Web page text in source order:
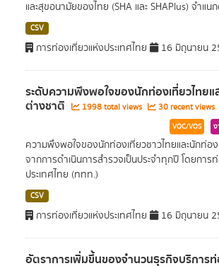
และสุขอนามัยของไทย (SHA และ SHAPlus) จำแน
CSV
การท่องเที่ยวแห่งประเทศไทย 16 มิถุนายน
ระดับความพึงพอใจของนักท่องเที่ยวไทยแ
ต่างชาติ 1998 total views 30 recent views
VOC/VOS ง
ความพึงพอใจของนักท่องเที่ยวชาวไทยและนักท่อ
จากการดำเนินการสำรวจเป็นประจำทุกปี โดยการ
ประเทศไทย (ททท.)
CSV
การท่องเที่ยวแห่งประเทศไทย 16 มิถุนายน
อัตราการเพิ่มขึ้นของจำนวนธุรกิจบริการท่